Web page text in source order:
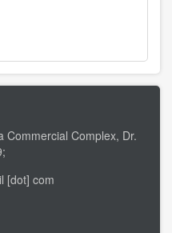
Commercial Complex, Dr.
[dot] com